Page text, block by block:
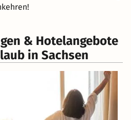
& Hotelangebote
in Sachsen